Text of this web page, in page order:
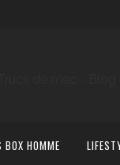
BOX HOMME